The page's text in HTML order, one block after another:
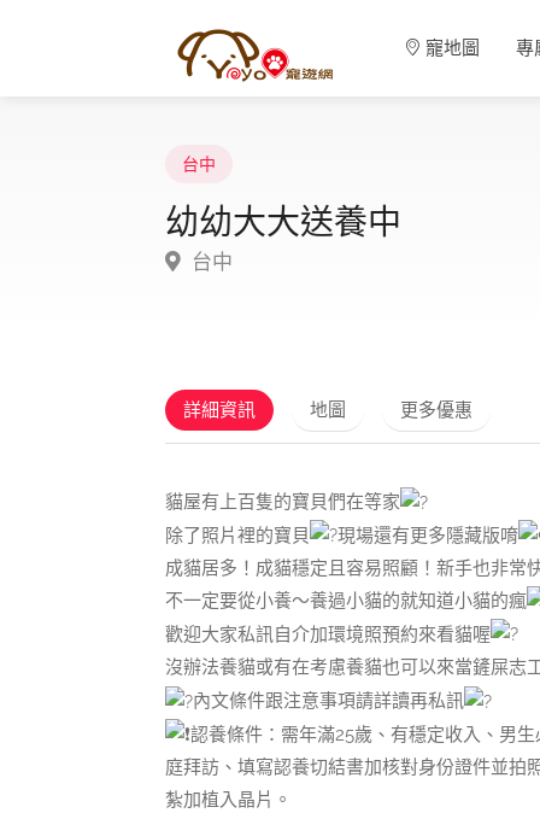
寵地圖 專
台中
幼幼大大送養中
台中
詳細資訊 地圖 更多優惠
貓屋有上百隻的寶貝們在等家
除了照片裡的寶貝
現場還有更多隱藏版唷
成貓居多！成貓穩定且容易照顧！新手也非常
不一定要從小養～養過小貓的就知道小貓的瘋
歡迎大家私訊自介加環境照預約來看貓喔
沒辦法養貓或有在考慮養貓也可以來當鏟屎志
內文條件跟注意事項請詳讀再私訊
認養條件：需年滿25歲、有穩定收入、男
庭拜訪、填寫認養切結書加核對身份證件並拍
紮加植入晶片。